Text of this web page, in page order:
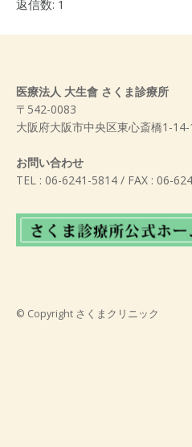
返信数: 1
医療法人 大生會 さくま診療所
〒542-0083
大阪府大阪市中央区東心斎橋1-
お問い合わせ
TEL : 06-6241-5814 / FAX : 06-
© Copyright さくまクリニック